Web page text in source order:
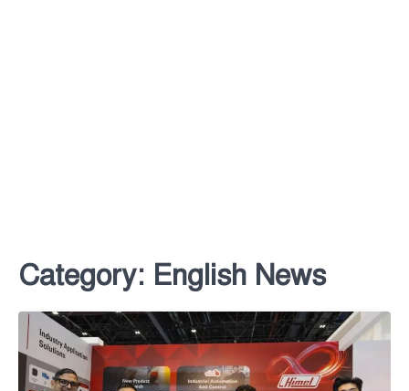
Category: English News